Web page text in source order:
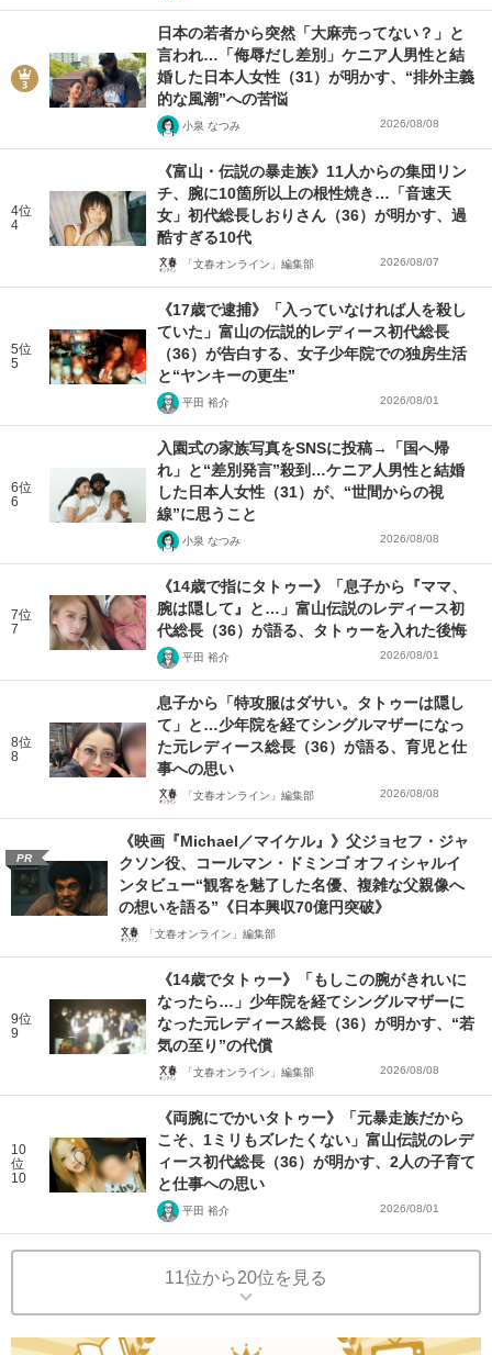
日本の若者から突然「大麻売ってない？」と
言われ…「侮辱だし差別」ケニア人男性と結
婚した日本人女性（31）が明かす、“排外主義
的な風潮”への苦悩
小泉 なつみ 2026/08/08
4位
4
《富山・伝説の暴走族》11人からの集団リン
チ、腕に10箇所以上の根性焼き…「音速天
女」初代総長しおりさん（36）が明かす、過
酷すぎる10代
「文春オンライン」編集部 2026/08/07
5位
5
《17歳で逮捕》「入っていなければ人を殺し
ていた」富山の伝説的レディース初代総長
（36）が告白する、女子少年院での独房生活
と“ヤンキーの更生”
平田 裕介 2026/08/01
6位
6
入園式の家族写真をSNSに投稿→「国へ帰
れ」と“差別発言”殺到…ケニア人男性と結婚
した日本人女性（31）が、“世間からの視
線”に思うこと
小泉 なつみ 2026/08/08
7位
7
《14歳で指にタトゥー》「息子から『ママ、
腕は隠して』と…」富山伝説のレディース初
代総長（36）が語る、タトゥーを入れた後悔
平田 裕介 2026/08/01
8位
8
息子から「特攻服はダサい。タトゥーは隠し
て」と…少年院を経てシングルマザーになっ
た元レディース総長（36）が語る、育児と仕
事への思い
「文春オンライン」編集部 2026/08/08
PR
《映画『Michael／マイケル』》父ジョセフ・ジャ
クソン役、コールマン・ドミンゴ オフィシャルイ
ンタビュー“観客を魅了した名優、複雑な父親像へ
の想いを語る”《日本興収70億円突破》
「文春オンライン」編集部
9位
9
《14歳でタトゥー》「もしこの腕がきれいに
なったら…」少年院を経てシングルマザーに
なった元レディース総長（36）が明かす、“若
気の至り”の代償
「文春オンライン」編集部 2026/08/08
10
位
10
《両腕にでかいタトゥー》「元暴走族だから
こそ、1ミリもズレたくない」富山伝説のレデ
ィース初代総長（36）が明かす、2人の子育て
と仕事への思い
平田 裕介 2026/08/01
11位から20位を見る